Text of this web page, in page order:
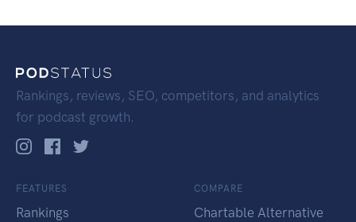
Rankings, reviews, SEO, competitors, and analytics
for podcast growth.
FEATURES
Rankings
COMPARE
Chartable Alternative